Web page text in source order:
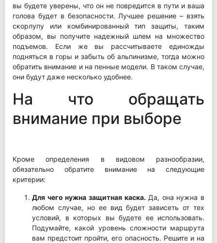
вы будете уверены, что он не повредится в пути и ваша
голова будет в безопасности. Лучшее решение – взять
скорлупу или комбинированный тип защиты, таким
образом, вы получите надежный шлем на множество
подъемов. Если же вы рассчитываете единожды
подняться в горы и забыть об альпинизме, тогда можно
обратить внимание и на пенные модели. В таком случае,
они будут даже несколько удобнее.
На что обращать
внимание при выборе
Кроме определения в видовом разнообразии,
обязательно обратите внимание на следующие
критерии:
Для чего нужна защитная каска. Да, она нужна в
любом случае, но ее вид будет зависеть от тех
условий, в которых вы будете ее использовать.
Подумайте, какой уровень сложности маршрута
вам предстоит пройти, его опасность. Решите и на